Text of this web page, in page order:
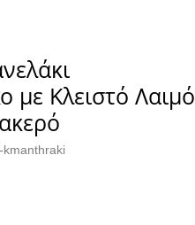
με Κλειστό Λαιμό
kmanthraki